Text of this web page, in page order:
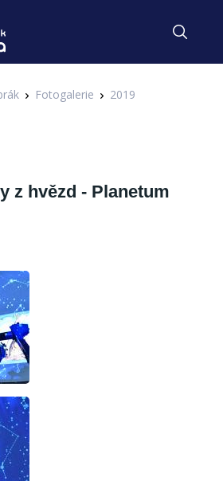
Fotogalerie 2019
z hvězd - Planetum